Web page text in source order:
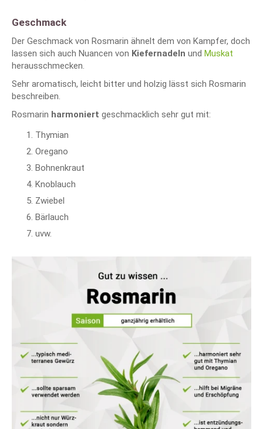
Geschmack
Der Geschmack von Rosmarin ähnelt dem von Kampfer, doch
lassen sich auch Nuancen von Kiefernadeln und Muskat
herausschmecken.
Sehr aromatisch, leicht bitter und holzig lässt sich Rosmarin
beschreiben.
Rosmarin harmoniert geschmacklich sehr gut mit:
Thymian
Oregano
Bohnenkraut
Knoblauch
Zwiebel
Bärlauch
uvw.